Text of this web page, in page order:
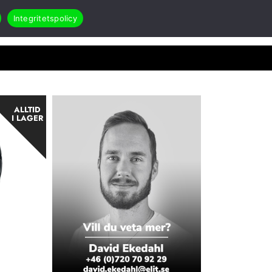
Öppna Applikationer & case
RMA
ALLTID
I LAGER
Integritetspolicy